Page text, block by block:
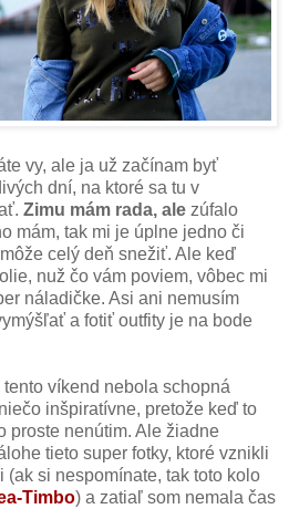
vy, ale ja už začínam byť
dní, na ktoré sa tu v
Zimu mám rada, ale zúfalo
mám, tak mi je úplne jedno či
celý deň snežiť. Ale keď
nuž čo vám poviem, vôbec mi
náladičke. Asi ani nemusím
a fotiť outfity je na bode
víkend nebola schopná
inšpiratívne, pretože keď to
proste nenútim. Ale žiadne
tieto super fotky, ktoré vznikli
(ak si nespomínate, tak toto kolo
Timbo) a zatiaľ som nemala čas